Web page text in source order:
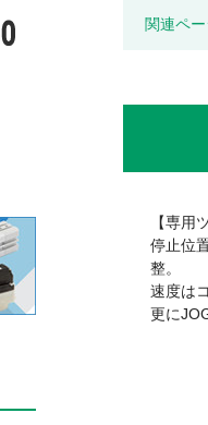
関連ペ
【専用
停止位
整。
速度は
更に